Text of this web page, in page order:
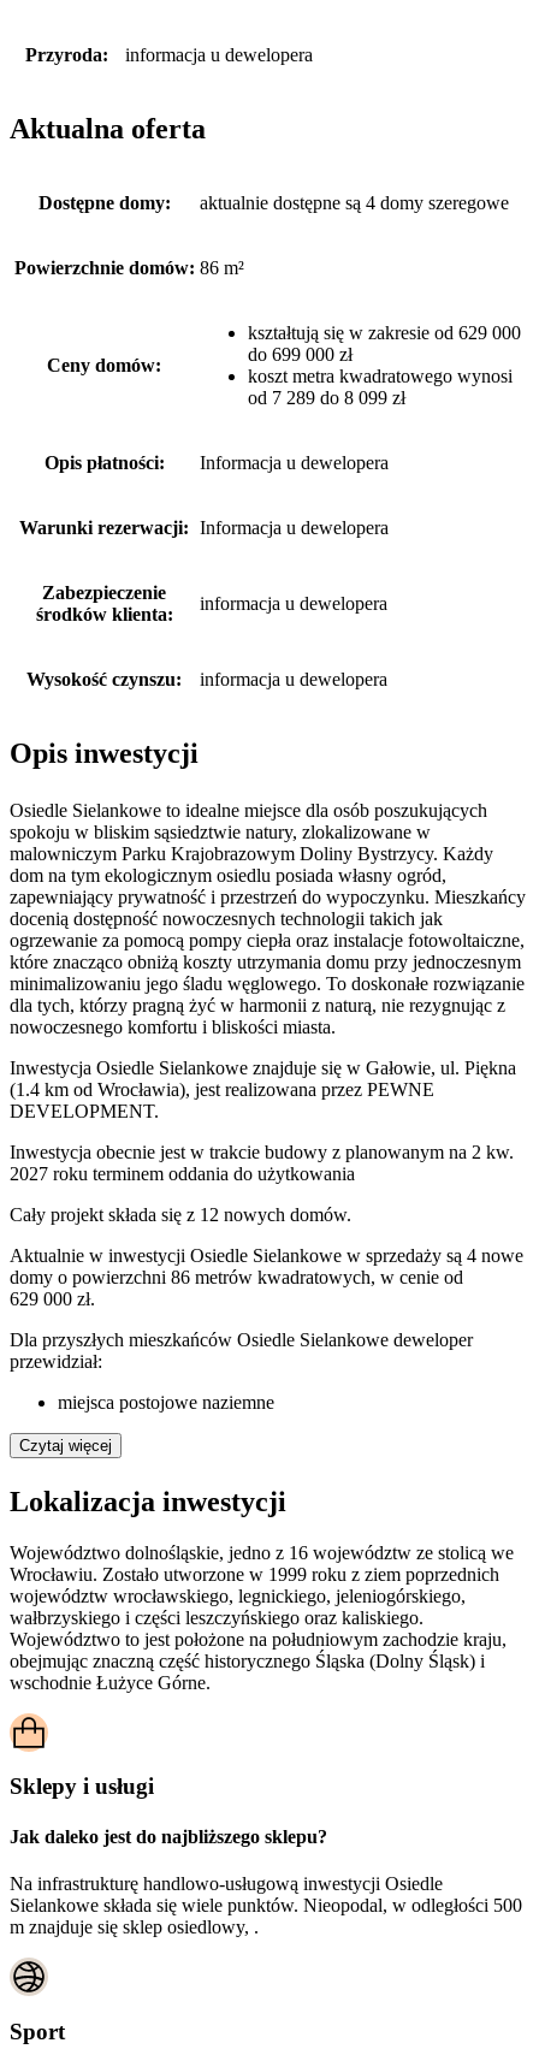
Przyroda: informacja u dewelopera
Aktualna oferta
Dostępne domy: aktualnie dostępne są 4 domy szeregowe
Powierzchnie domów: 86 m²
Ceny domów:
kształtują się w zakresie od 629 000
do 699 000 zł
koszt metra kwadratowego wynosi
od 7 289 do 8 099 zł
Opis płatności: Informacja u dewelopera
Warunki rezerwacji: Informacja u dewelopera
Zabezpieczenie
środków klienta:
informacja u dewelopera
Wysokość czynszu: informacja u dewelopera
Opis inwestycji
Osiedle Sielankowe to idealne miejsce dla osób poszukujących
spokoju w bliskim sąsiedztwie natury, zlokalizowane w
malowniczym Parku Krajobrazowym Doliny Bystrzycy. Każdy
dom na tym ekologicznym osiedlu posiada własny ogród,
zapewniający prywatność i przestrzeń do wypoczynku. Mieszkańcy
docenią dostępność nowoczesnych technologii takich jak
ogrzewanie za pomocą pompy ciepła oraz instalacje fotowoltaiczne,
które znacząco obniżą koszty utrzymania domu przy jednoczesnym
minimalizowaniu jego śladu węglowego. To doskonałe rozwiązanie
dla tych, którzy pragną żyć w harmonii z naturą, nie rezygnując z
nowoczesnego komfortu i bliskości miasta.
Inwestycja Osiedle Sielankowe znajduje się w Gałowie, ul. Piękna
(1.4 km od Wrocławia), jest realizowana przez PEWNE
DEVELOPMENT.
Inwestycja obecnie jest w trakcie budowy z planowanym na 2 kw.
2027 roku terminem oddania do użytkowania
Cały projekt składa się z 12 nowych domów.
Aktualnie w inwestycji Osiedle Sielankowe w sprzedaży są 4 nowe
domy o powierzchni 86 metrów kwadratowych, w cenie od
629 000 zł.
Dla przyszłych mieszkańców Osiedle Sielankowe deweloper
przewidział:
miejsca postojowe naziemne
Czytaj więcej
Lokalizacja inwestycji
Województwo dolnośląskie, jedno z 16 województw ze stolicą we
Wrocławiu. Zostało utworzone w 1999 roku z ziem poprzednich
województw wrocławskiego, legnickiego, jeleniogórskiego,
wałbrzyskiego i części leszczyńskiego oraz kaliskiego.
Województwo to jest położone na południowym zachodzie kraju,
obejmując znaczną część historycznego Śląska (Dolny Śląsk) i
wschodnie Łużyce Górne.
Sklepy i usługi
Jak daleko jest do najbliższego sklepu?
Na infrastrukturę handlowo-usługową inwestycji Osiedle
Sielankowe składa się wiele punktów. Nieopodal, w odległości 500
m znajduje się sklep osiedlowy, .
Sport